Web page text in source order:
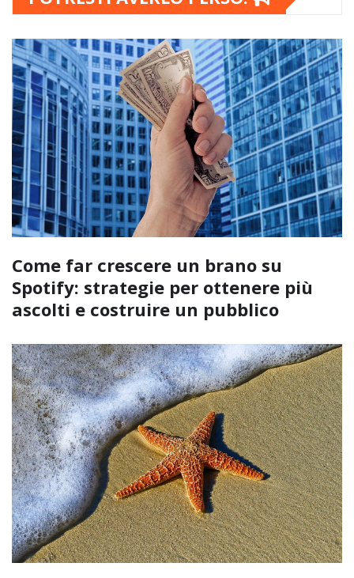
Come far crescere un brano su
Spotify: strategie per ottenere più
ascolti e costruire un pubblico